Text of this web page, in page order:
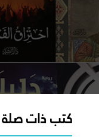
كتب ذات صلة